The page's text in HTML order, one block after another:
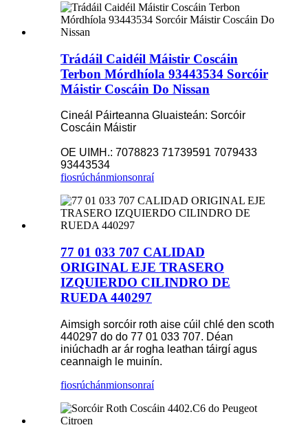
Trádáil Caidéil Máistir Coscáin
Terbon Mórdhíola 93443534 Sorcóir
Máistir Coscáin Do Nissan
Cineál Páirteanna Gluaisteán: Sorcóir
Coscáin Máistir
OE UIMH.: 7078823 71739591 7079433
93443534
fiosrúchánmionsonraí
77 01 033 707 CALIDAD
ORIGINAL EJE TRASERO
IZQUIERDO CILINDRO DE
RUEDA 440297
Aimsigh sorcóir roth aise cúil chlé den scoth
440297 do do 77 01 033 707. Déan
iniúchadh ar ár rogha leathan táirgí agus
ceannaigh le muinín.
fiosrúchánmionsonraí